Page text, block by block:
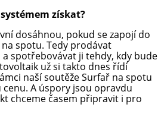
získat?
dosáhnou, pokud se zapojí do
spotu. Tedy prodávat
spotřebovávat ji tehdy, kdy bude
už si takto dnes řídí
naší soutěže Surfař na spotu
A úspory jsou opravdu
chceme časem připravit i pro